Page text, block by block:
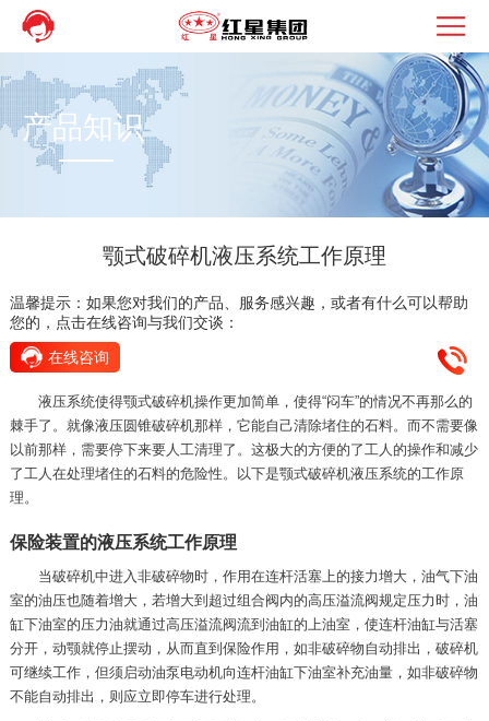
产品知识
颚式破碎机液压系统工作原理
温馨提示：如果您对我们的产品、服务感兴趣，或者有什么可以帮助
您的，点击在线咨询与我们交谈：
在线咨询
液压系统使得颚式破碎机操作更加简单，使得“闷车”的情况不再那么的
棘手了。就像液压圆锥破碎机那样，它能自己清除堵住的石料。而不需要像
以前那样，需要停下来要人工清理了。这极大的方便的了工人的操作和减少
了工人在处理堵住的石料的危险性。以下是颚式破碎机液压系统的工作原
理。
保险装置的液压系统工作原理
当破碎机中进入非破碎物时，作用在连杆活塞上的接力增大，油气下油
室的油压也随着增大，若增大到超过组合阀内的高压溢流阀规定压力时，油
缸下油室的压力油就通过高压溢流阀流到油缸的上油室，使连杆油缸与活塞
分开，动颚就停止摆动，从而直到保险作用，如非破碎物自动排出，破碎机
可继续工作，但须启动油泵电动机向连杆油缸下油室补充油量，如非破碎物
不能自动排出，则应立即停车进行处理。